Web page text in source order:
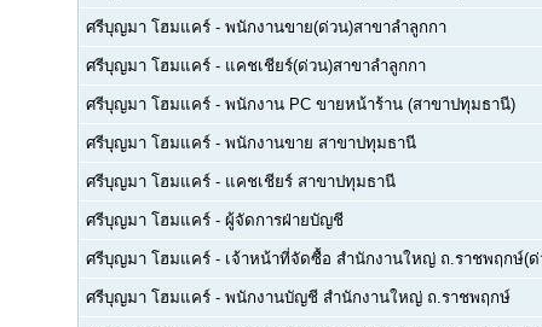
ศรีบุญมา โฮมแคร์ - พนักงานขาย(ด่วน)สาขาลำลูกกา
ศรีบุญมา โฮมแคร์ - แคชเชียร์(ด่วน)สาขาลำลูกกา
ศรีบุญมา โฮมแคร์ - พนักงาน PC ขายหน้าร้าน (สาขาปทุมธานี)
ศรีบุญมา โฮมแคร์ - พนักงานขาย สาขาปทุมธานี
ศรีบุญมา โฮมแคร์ - แคชเชียร์ สาขาปทุมธานี
ศรีบุญมา โฮมแคร์ - ผู้จัดการฝ่ายบัญชี
ศรีบุญมา โฮมแคร์ - เจ้าหน้าที่จัดซื้อ สำนักงานใหญ่ ถ.ราชพฤกษ์(ด่
ศรีบุญมา โฮมแคร์ - พนักงานบัญชี สำนักงานใหญ่ ถ.ราชพฤกษ์